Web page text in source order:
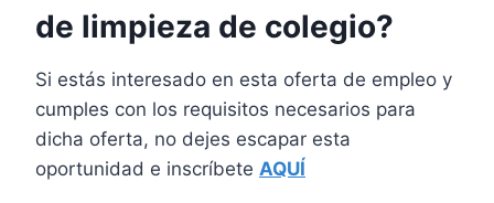
de limpieza de colegio?
Si estás interesado en esta oferta de empleo y
cumples con los requisitos necesarios para
dicha oferta, no dejes escapar esta
oportunidad e inscríbete AQUÍ